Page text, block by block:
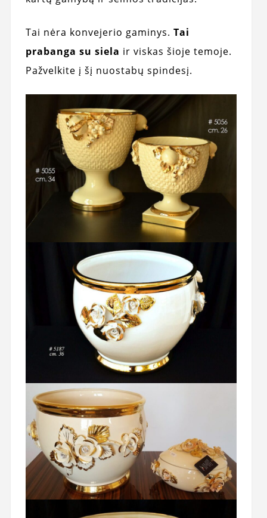
Tai nėra konvejerio gaminys. Tai
prabanga su siela ir viskas šioje temoje.
Pažvelkite į šį nuostabų spindesį.